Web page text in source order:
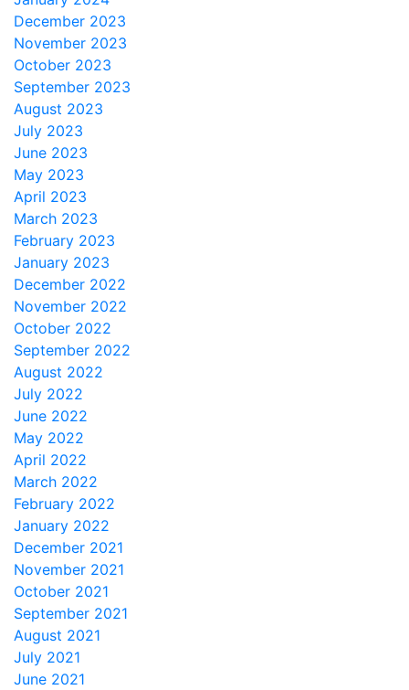
December 2023
November 2023
October 2023
September 2023
August 2023
July 2023
June 2023
May 2023
April 2023
March 2023
February 2023
January 2023
December 2022
November 2022
October 2022
September 2022
August 2022
July 2022
June 2022
May 2022
April 2022
March 2022
February 2022
January 2022
December 2021
November 2021
October 2021
September 2021
August 2021
July 2021
June 2021